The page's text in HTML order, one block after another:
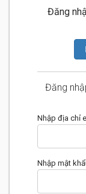
Đăng
Đăng
Nhập địa chỉ
Nhập mật